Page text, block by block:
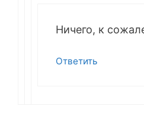
Ничего, к
Ответить